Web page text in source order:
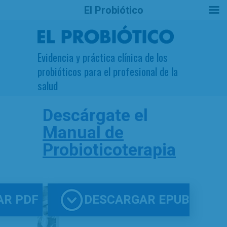
Evidencia y práctica clínica de los
probióticos para el profesional de la
salud
Descárgate el
Manual de
Probioticoterapia
DESCARGAR EPUB
PDF
El Probiótico